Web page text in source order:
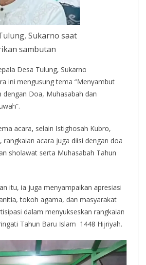
Sukarno saat
sambutan
Desa Tulung, Sukarno
ini mengusung tema “Menyambut
dengan Doa, Muhasabah dan
acara, selain Istighosah Kubro,
rangkaian acara juga diisi dengan doa
sholawat serta Muhasabah Tahun
itu, ia juga menyampaikan apresiasi
tokoh agama, dan masyarakat
dalam menyukseskan rangkaian
Tahun Baru Islam 1448 Hijriyah.